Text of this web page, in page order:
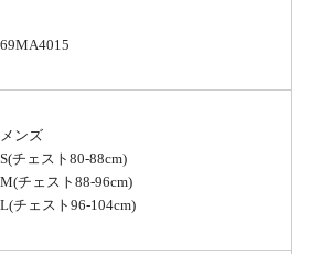
69MA4015
メンズ
S(チェスト80-88cm)
M(チェスト88-96cm)
L(チェスト96-104cm)